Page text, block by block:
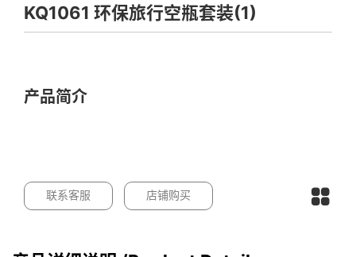
KQ1061 环保旅行空瓶套装(1)
产品简介
联系客服 店铺购买